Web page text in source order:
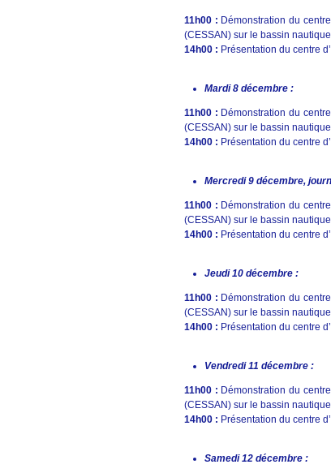
11h00 : Démonstration du
(CESSAN) sur le bassin nautique
14h00 : Présentation du centre
Mardi 8 décembre :
11h00 : Démonstration du
(CESSAN) sur le bassin nautique
14h00 : Présentation du centre
Mercredi 9 décembre,
11h00 : Démonstration du
(CESSAN) sur le bassin nautique
14h00 : Présentation du centre
Jeudi 10 décembre :
11h00 : Démonstration du
(CESSAN) sur le bassin nautique
14h00 : Présentation du centre
Vendredi 11 décembre :
11h00 : Démonstration du
(CESSAN) sur le bassin nautique
14h00 : Présentation du centre
Samedi 12 décembre :